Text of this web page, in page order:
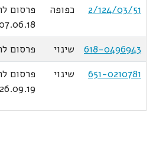
2/124/03/51
כפופה
פרסום
618-0496943
שינוי
פרסום
651-0210781
שינוי
פרסום
26.09.19